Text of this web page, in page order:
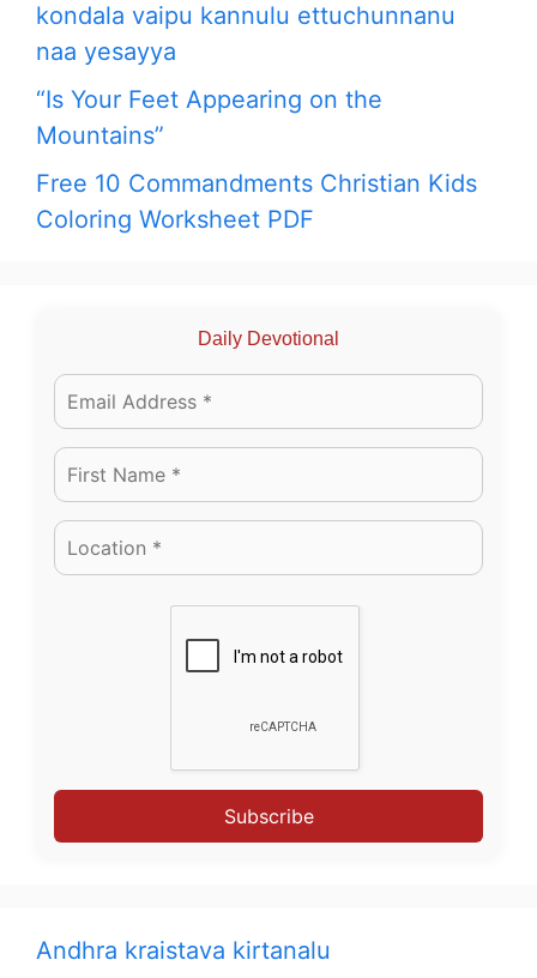
kondala vaipu kannulu ettuchunnanu
naa yesayya
“Is Your Feet Appearing on the
Mountains”
Free 10 Commandments Christian Kids
Coloring Worksheet PDF
Daily Devotional
Subscribe
Andhra kraistava kirtanalu